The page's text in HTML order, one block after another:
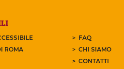
ROMA
FAQ
CHI SIAMO
CONTATTI